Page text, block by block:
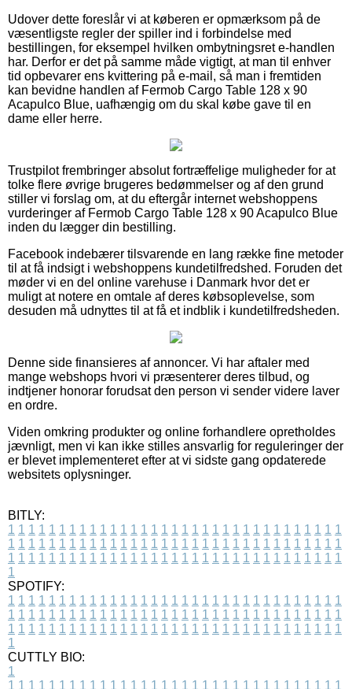
Udover dette foreslår vi at køberen er opmærksom på de
væsentligste regler der spiller ind i forbindelse med
bestillingen, for eksempel hvilken ombytningsret e-handlen
har. Derfor er det på samme måde vigtigt, at man til enhver
tid opbevarer ens kvittering på e-mail, så man i fremtiden
kan bevidne handlen af Fermob Cargo Table 128 x 90
Acapulco Blue, uafhængig om du skal købe gave til en
dame eller herre.
Trustpilot frembringer absolut fortræffelige muligheder for at
tolke flere øvrige brugeres bedømmelser og af den grund
stiller vi forslag om, at du eftergår internet webshoppens
vurderinger af Fermob Cargo Table 128 x 90 Acapulco Blue
inden du lægger din bestilling.
Facebook indebærer tilsvarende en lang række fine metoder
til at få indsigt i webshoppens kundetilfredshed. Foruden det
møder vi en del online varehuse i Danmark hvor det er
muligt at notere en omtale af deres købsoplevelse, som
desuden må udnyttes til at få et indblik i kundetilfredsheden.
Denne side finansieres af annoncer. Vi har aftaler med
mange webshops hvori vi præsenterer deres tilbud, og
indtjener honorar forudsat den person vi sender videre laver
en ordre.
Viden omkring produkter og online forhandlere opretholdes
jævnligt, men vi kan ikke stilles ansvarlig for reguleringer der
er blevet implementeret efter at vi sidste gang opdaterede
websitets oplysninger.
BITLY:
1 1 1 1 1 1 1 1 1 1 1 1 1 1 1 1 1 1 1 1 1 1 1 1 1 1 1 1 1 1 1 1 1
1 1 1 1 1 1 1 1 1 1 1 1 1 1 1 1 1 1 1 1 1 1 1 1 1 1 1 1 1 1 1 1 1
1 1 1 1 1 1 1 1 1 1 1 1 1 1 1 1 1 1 1 1 1 1 1 1 1 1 1 1 1 1 1 1 1
1
SPOTIFY:
1 1 1 1 1 1 1 1 1 1 1 1 1 1 1 1 1 1 1 1 1 1 1 1 1 1 1 1 1 1 1 1 1
1 1 1 1 1 1 1 1 1 1 1 1 1 1 1 1 1 1 1 1 1 1 1 1 1 1 1 1 1 1 1 1 1
1 1 1 1 1 1 1 1 1 1 1 1 1 1 1 1 1 1 1 1 1 1 1 1 1 1 1 1 1 1 1 1 1
1
CUTTLY BIO:
1
1 1 1 1 1 1 1 1 1 1 1 1 1 1 1 1 1 1 1 1 1 1 1 1 1 1 1 1 1 1 1 1 1